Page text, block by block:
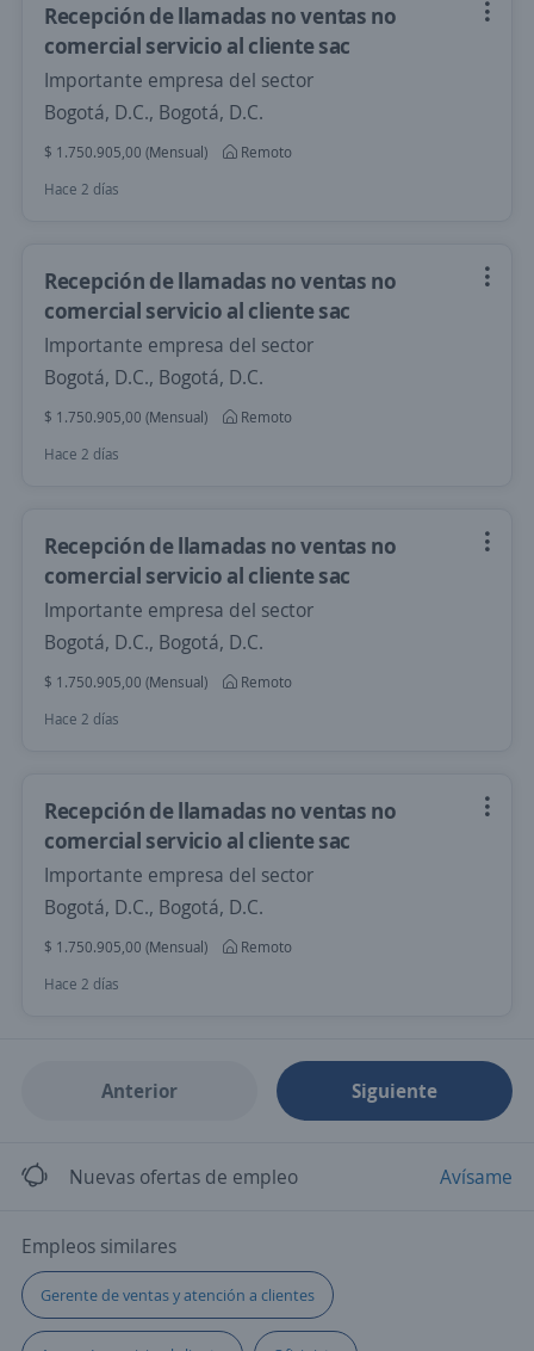
Recepción de llamadas no ventas no
comercial servicio al cliente sac
Importante empresa del sector
Bogotá, D.C., Bogotá, D.C.
$ 1.750.905,00 (Mensual)
Remoto
Hace 2 días
Recepción de llamadas no ventas no
comercial servicio al cliente sac
Importante empresa del sector
Bogotá, D.C., Bogotá, D.C.
$ 1.750.905,00 (Mensual)
Remoto
Hace 2 días
Recepción de llamadas no ventas no
comercial servicio al cliente sac
Importante empresa del sector
Bogotá, D.C., Bogotá, D.C.
$ 1.750.905,00 (Mensual)
Remoto
Hace 2 días
Recepción de llamadas no ventas no
comercial servicio al cliente sac
Importante empresa del sector
Bogotá, D.C., Bogotá, D.C.
$ 1.750.905,00 (Mensual)
Remoto
Hace 2 días
Anterior Siguiente
Nuevas ofertas de empleo Avísame
Empleos similares
Gerente de ventas y atención a clientes